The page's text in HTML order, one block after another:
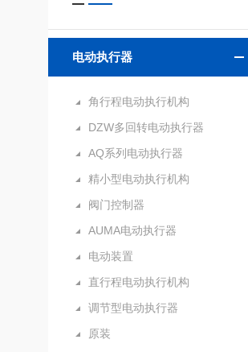
电动执行器
角行程电动执行机构
DZW多回转电动执行器
AQ系列电动执行器
精小型电动执行机构
阀门控制器
AUMA电动执行器
电动装置
直行程电动执行机构
调节型电动执行器
原装